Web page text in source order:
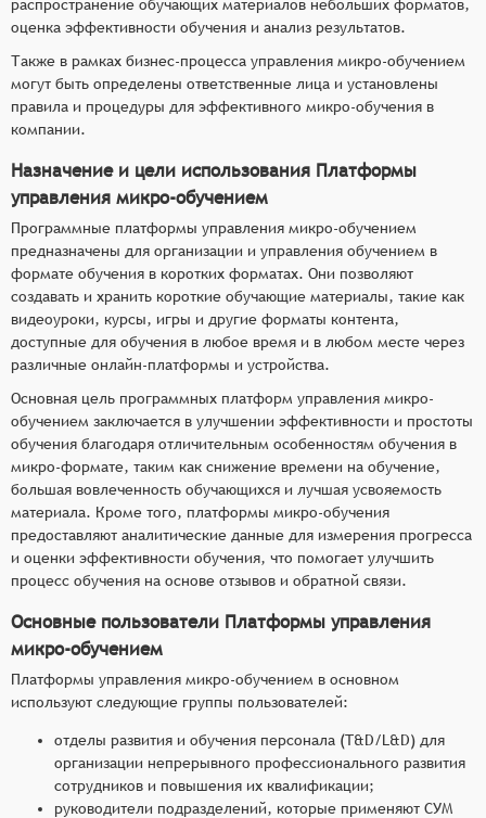
распространение обучающих материалов небольших форматов,
оценка эффективности обучения и анализ результатов.
Также в рамках бизнес-процесса управления микро-обучением
могут быть определены ответственные лица и установлены
правила и процедуры для эффективного микро-обучения в
компании.
Назначение и цели использования Платформы
управления микро-обучением
Программные платформы управления микро-обучением
предназначены для организации и управления обучением в
формате обучения в коротких форматах. Они позволяют
создавать и хранить короткие обучающие материалы, такие как
видеоуроки, курсы, игры и другие форматы контента,
доступные для обучения в любое время и в любом месте через
различные онлайн-платформы и устройства.
Основная цель программных платформ управления микро-
обучением заключается в улучшении эффективности и простоты
обучения благодаря отличительным особенностям обучения в
микро-формате, таким как снижение времени на обучение,
большая вовлеченность обучающихся и лучшая усвояемость
материала. Кроме того, платформы микро-обучения
предоставляют аналитические данные для измерения прогресса
и оценки эффективности обучения, что помогает улучшить
процесс обучения на основе отзывов и обратной связи.
Основные пользователи Платформы управления
микро-обучением
Платформы управления микро-обучением в основном
используют следующие группы пользователей:
отделы развития и обучения персонала (T&D/L&D) для
организации непрерывного профессионального развития
сотрудников и повышения их квалификации;
руководители подразделений, которые применяют СУМ